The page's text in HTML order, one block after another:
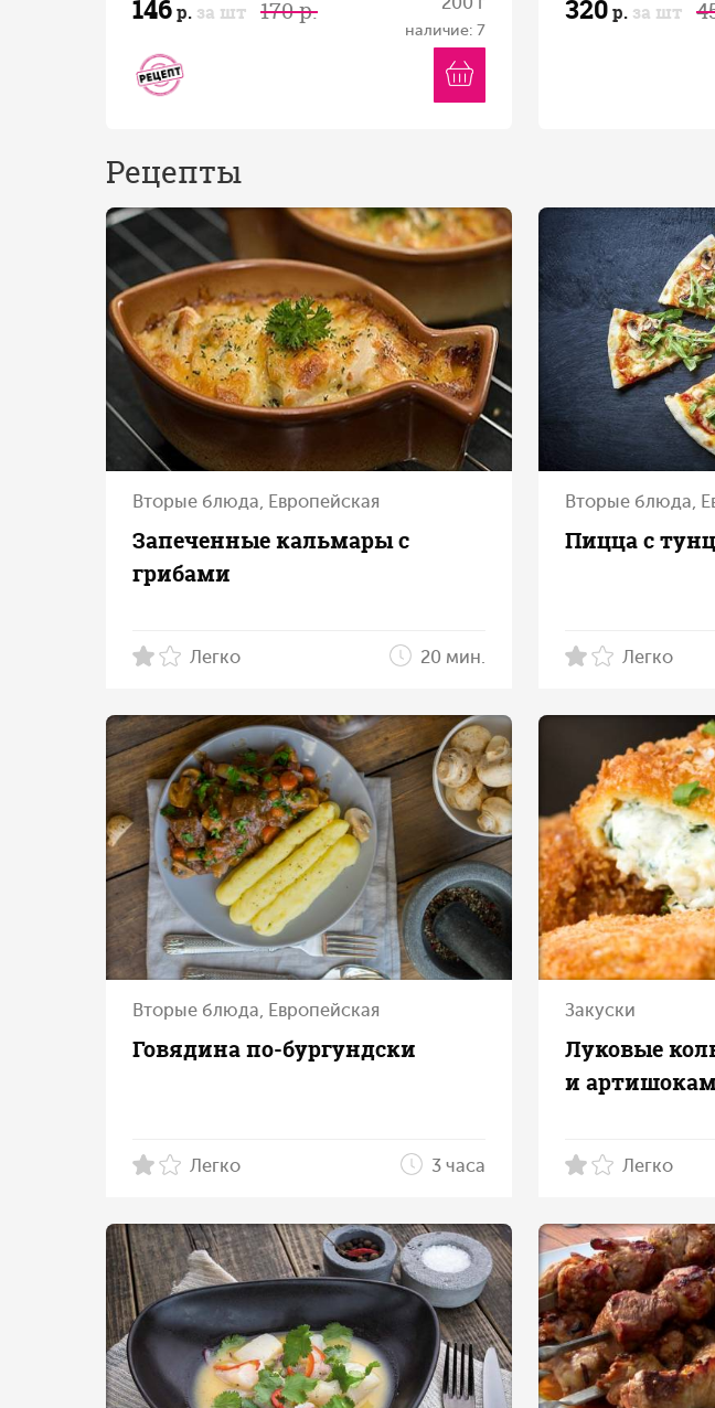
146р. за шт 170 р.
наличие: 7
320р. за шт
Рецепты
Вторые блюда, Европейская
Запеченные кальмары с
грибами
Легко 20 мин.
Вторые блюда,
Пицца с
Легко
Вторые блюда, Европейская
Говядина по‑бургундски
Легко 3 часа
Закуски
Луковые
и
Легко